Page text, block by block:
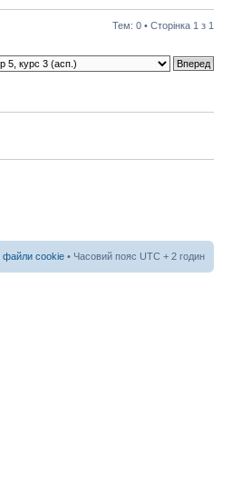
Тем: 0 • Сторінка 1 з 1
файли cookie • Часовий пояс UTC + 2 годин